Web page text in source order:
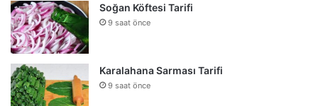
Soğan Köftesi Tarifi
9 saat önce
Karalahana Sarması Tarifi
9 saat önce